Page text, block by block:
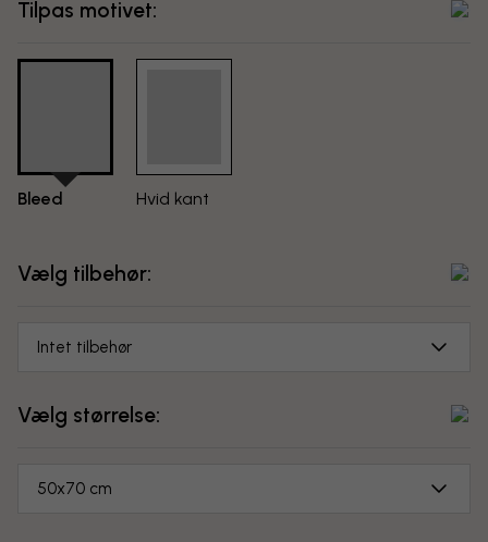
Tilpas motivet:
Bleed Hvid kant
Vælg tilbehør:
Intet tilbehør
Vælg størrelse:
50x70 cm